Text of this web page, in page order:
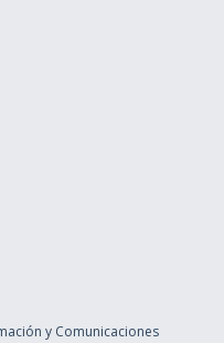
y Comunicaciones